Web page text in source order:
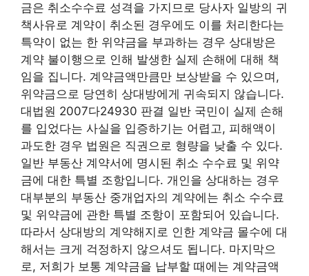
금은 취소수수료 성격을 가지므로 당사자 일방의 귀
책사유로 계약이 취소된 경우에도 이를 처리한다는
특약이 없는 한 위약금을 부과하는 경우 상대방은
계약 불이행으로 인해 발생한 실제 손해에 대해 책
임을 집니다. 계약금액만큼만 보상받을 수 있으며,
위약금으로 당연히 상대방에게 귀속되지 않습니다.
대법원 2007다24930 판결 일반 국민이 실제 손해
를 입었다는 사실을 입증하기는 어렵고, 피해액이
과도한 경우 법원은 직권으로 형량을 낮출 수 있다.
일반 부동산 계약서에 명시된 취소 수수료 및 위약
금에 대한 특별 조항입니다. 개인을 상대하는 경우
대부분의 부동산 중개업자의 계약에는 취소 수수료
및 위약금에 관한 특별 조항이 포함되어 있습니다.
따라서 상대방의 계약해지로 인한 계약금 몰수에 대
해서는 크게 걱정하지 않으셔도 됩니다. 마지막으
로, 저희가 보통 계약금을 납부할 때에는 계약금액